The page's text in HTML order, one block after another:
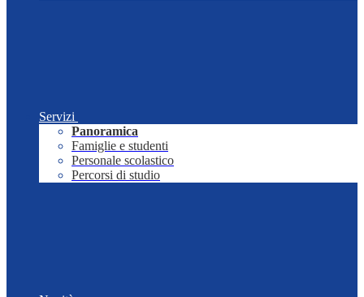
Servizi
Panoramica
Famiglie e studenti
Personale scolastico
Percorsi di studio